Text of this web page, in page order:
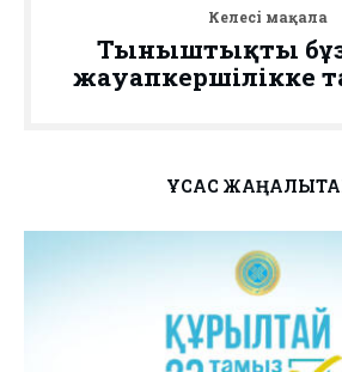
Келесі мақала
Тыныштықты
жауапкершілікке
ҰҚСАС